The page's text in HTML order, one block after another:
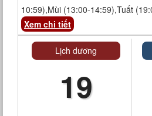
10:59),Mùi (13:00-14:59),Tuất
Xem chi tiết
Lịch dương
19